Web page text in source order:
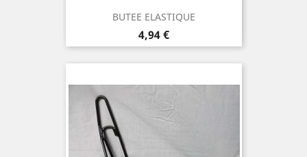
BUTEE ELASTIQUE
Prix
4,94 €